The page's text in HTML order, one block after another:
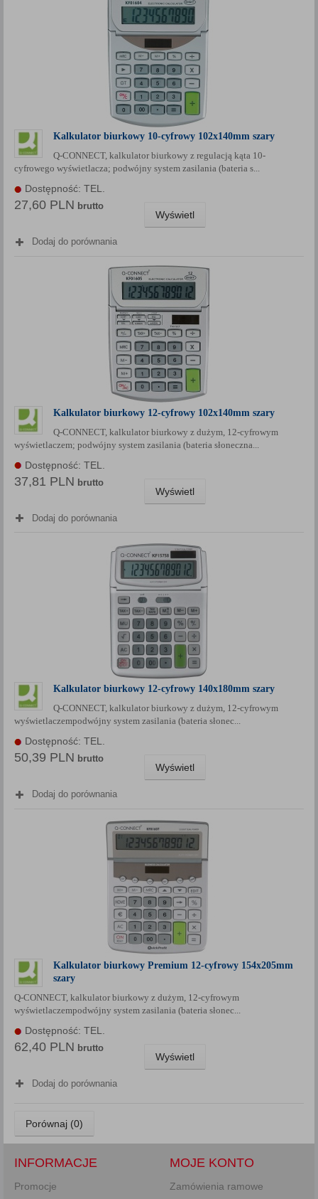
Kalkulator biurkowy 10-cyfrowy 102x140mm szary
Q-CONNECT, kalkulator biurkowy z regulacją kąta 10-
cyfrowego wyświetlacza; podwójny system zasilania (bateria s...
Dostępność: TEL.
27,60 PLN brutto
Wyświetl
Dodaj do porównania
Kalkulator biurkowy 12-cyfrowy 102x140mm szary
Q-CONNECT, kalkulator biurkowy z dużym, 12-cyfrowym
wyświetlaczem; podwójny system zasilania (bateria słoneczna...
Dostępność: TEL.
37,81 PLN brutto
Wyświetl
Dodaj do porównania
Kalkulator biurkowy 12-cyfrowy 140x180mm szary
Q-CONNECT, kalkulator biurkowy z dużym, 12-cyfrowym
wyświetlaczempodwójny system zasilania (bateria słonec...
Dostępność: TEL.
50,39 PLN brutto
Wyświetl
Dodaj do porównania
Kalkulator biurkowy Premium 12-cyfrowy 154x205mm
szary
Q-CONNECT, kalkulator biurkowy z dużym, 12-cyfrowym
wyświetlaczempodwójny system zasilania (bateria słonec...
Dostępność: TEL.
62,40 PLN brutto
Wyświetl
Dodaj do porównania
Porównaj (0)
INFORMACJE
Promocje
MOJE KONTO
Zamówienia ramowe